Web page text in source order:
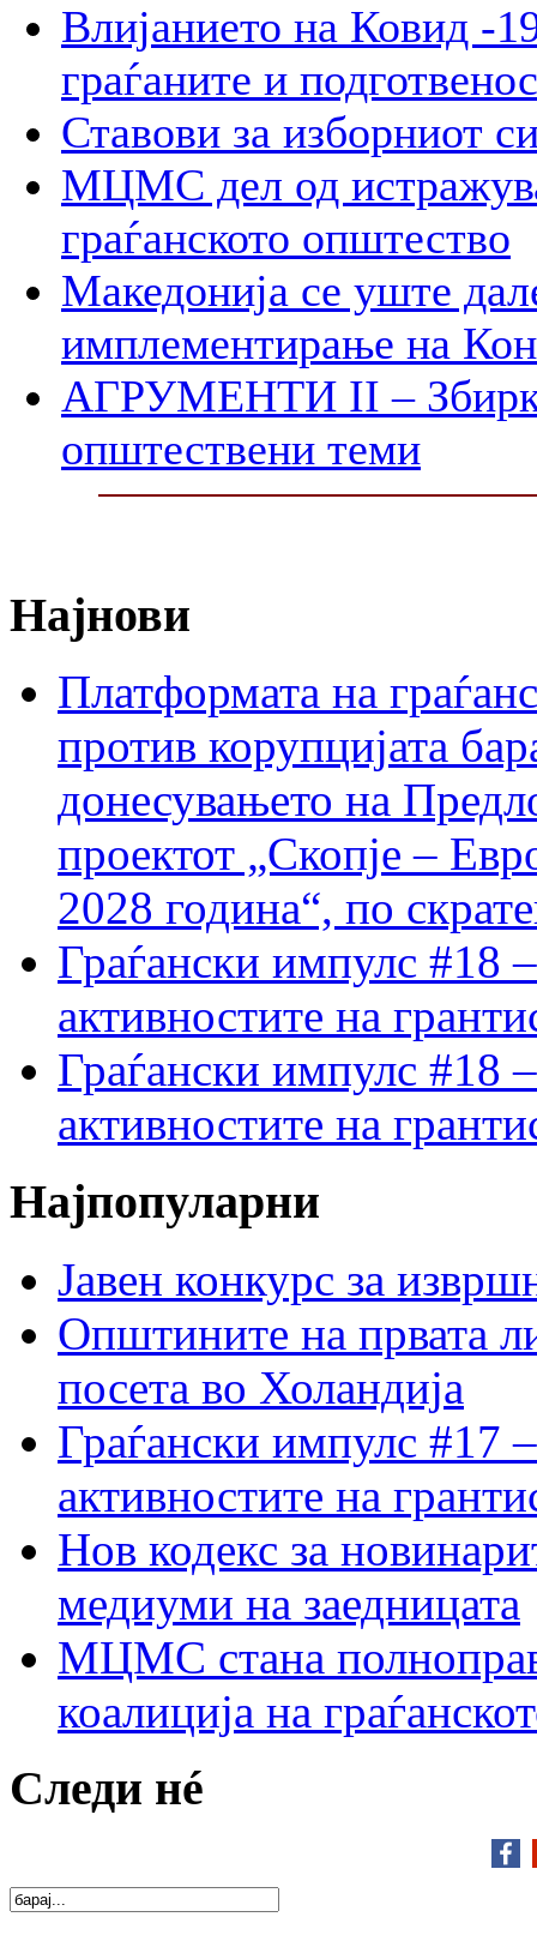
Влијанието на Ковид -
граѓаните и
Ставови за изборниот
МЦМС дел од
граѓанското општество
Македонија се уште
имплементирање на
АГРУМЕНТИ II –
општествени теми
Најнови
Платформата на
против корупцијата
донесувањето на
проектот „Скопје –
2028 година“, по
Граѓански импулс #18
активностите на
Граѓански импулс #18
активностите на
Најпопуларни
Јавен конкурс за
Општините на првата
посета во Холандија
Граѓански импулс #17
активностите на
Нов кодекс за
медиуми на заедницата
МЦМС стана
коалиција на
Следи нé